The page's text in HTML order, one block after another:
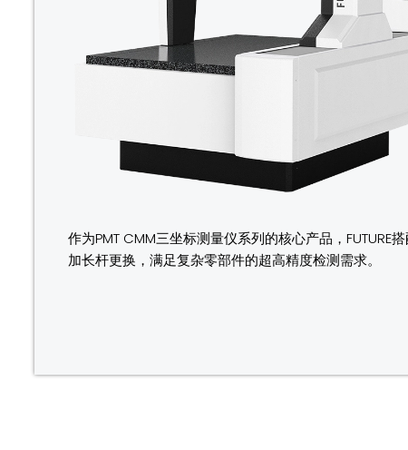
作为PMT CMM三坐标测量仪系列的核心产品，FUTURE
加长杆更换，满足复杂零部件的超高精度检测需求。